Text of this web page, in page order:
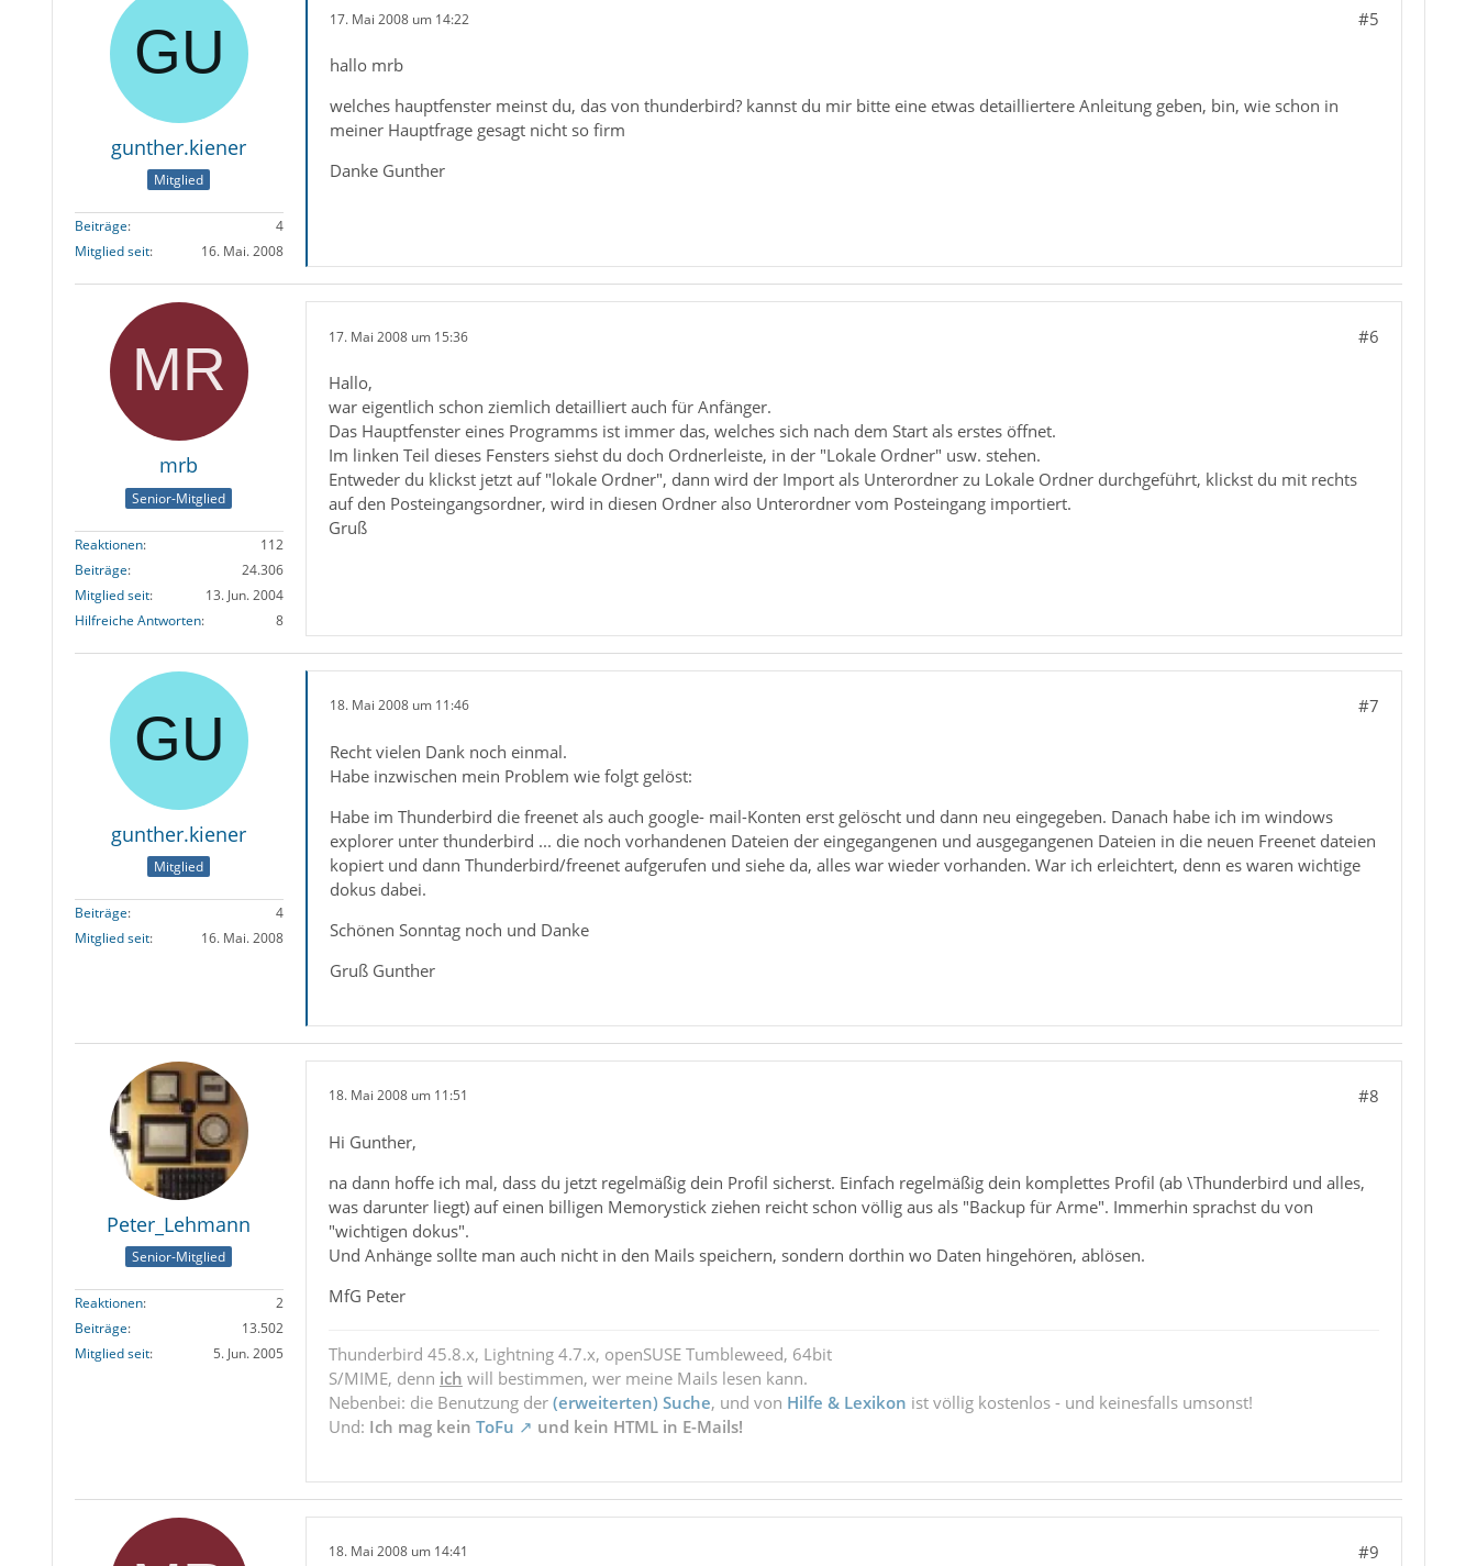
gunther.kiener
Mitglied
Beiträge
4
Mitglied seit
16. Mai. 2008
17. Mai 2008 um 14:22 #5
hallo mrb
welches hauptfenster meinst du, das von thunderbird? kannst du mir bitte eine etwas detailliertere Anleitung geben, bin, wie schon in
meiner Hauptfrage gesagt nicht so firm
Danke Gunther
mrb
Senior-Mitglied
Reaktionen
112
Beiträge
24.306
Mitglied seit
13. Jun. 2004
Hilfreiche Antworten
8
17. Mai 2008 um 15:36 #6
Hallo,
war eigentlich schon ziemlich detailliert auch für Anfänger.
Das Hauptfenster eines Programms ist immer das, welches sich nach dem Start als erstes öffnet.
Im linken Teil dieses Fensters siehst du doch Ordnerleiste, in der "Lokale Ordner" usw. stehen.
Entweder du klickst jetzt auf "lokale Ordner", dann wird der Import als Unterordner zu Lokale Ordner durchgeführt, klickst du mit rechts
auf den Posteingangsordner, wird in diesen Ordner also Unterordner vom Posteingang importiert.
Gruß
gunther.kiener
Mitglied
Beiträge
4
Mitglied seit
16. Mai. 2008
18. Mai 2008 um 11:46 #7
Recht vielen Dank noch einmal.
Habe inzwischen mein Problem wie folgt gelöst:
Habe im Thunderbird die freenet als auch google- mail-Konten erst gelöscht und dann neu eingegeben. Danach habe ich im windows
explorer unter thunderbird ... die noch vorhandenen Dateien der eingegangenen und ausgegangenen Dateien in die neuen Freenet dateien
kopiert und dann Thunderbird/freenet aufgerufen und siehe da, alles war wieder vorhanden. War ich erleichtert, denn es waren wichtige
dokus dabei.
Schönen Sonntag noch und Danke
Gruß Gunther
Peter_Lehmann
Senior-Mitglied
Reaktionen
2
Beiträge
13.502
Mitglied seit
5. Jun. 2005
18. Mai 2008 um 11:51 #8
Hi Gunther,
na dann hoffe ich mal, dass du jetzt regelmäßig dein Profil sicherst. Einfach regelmäßig dein komplettes Profil (ab \Thunderbird und alles,
was darunter liegt) auf einen billigen Memorystick ziehen reicht schon völlig aus als "Backup für Arme". Immerhin sprachst du von
"wichtigen dokus".
Und Anhänge sollte man auch nicht in den Mails speichern, sondern dorthin wo Daten hingehören, ablösen.
MfG Peter
Thunderbird 45.8.x, Lightning 4.7.x, openSUSE Tumbleweed, 64bit
S/MIME, denn ich will bestimmen, wer meine Mails lesen kann.
Nebenbei: die Benutzung der (erweiterten) Suche, und von Hilfe & Lexikon ist völlig kostenlos - und keinesfalls umsonst!
Und: Ich mag kein ToFu und kein HTML in E-Mails!
18. Mai 2008 um 14:41 #9